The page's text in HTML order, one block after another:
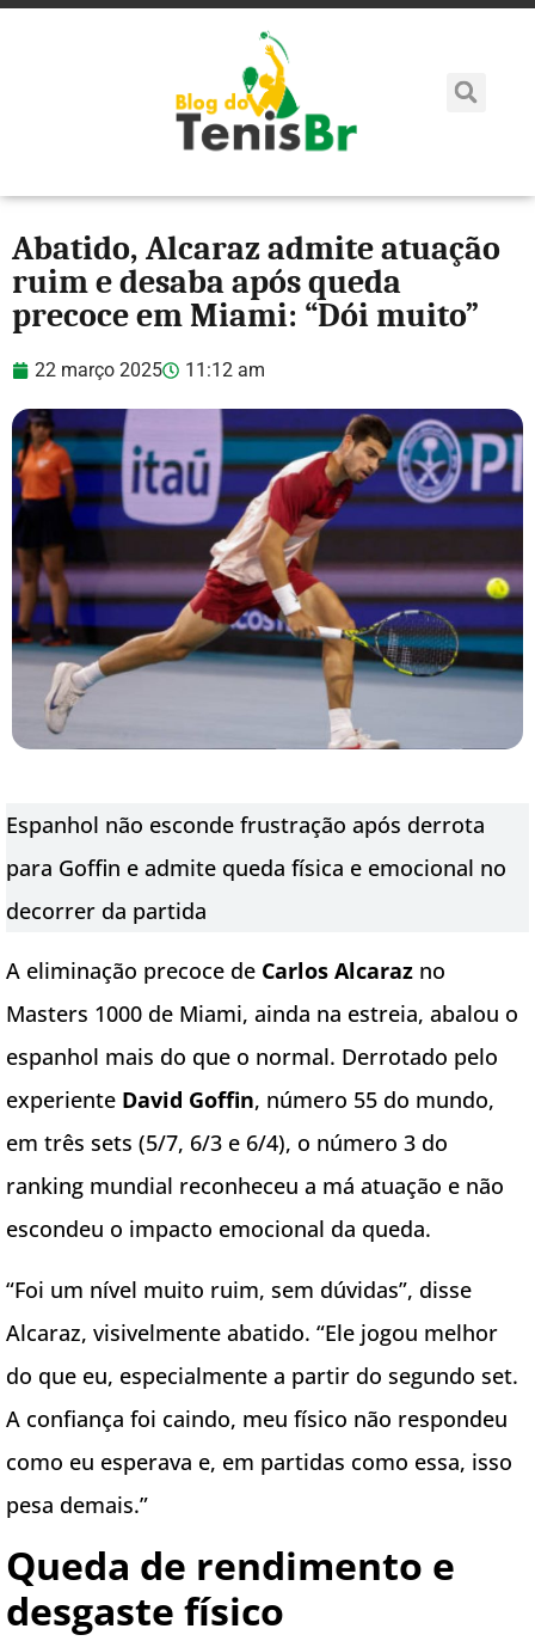
Abatido, Alcaraz admite atuação
ruim e desaba após queda
precoce em Miami: “Dói muito”
22 março 2025 11:12 am
Espanhol não esconde frustração após derrota
para Goffin e admite queda física e emocional no
decorrer da partida
A eliminação precoce de Carlos Alcaraz no
Masters 1000 de Miami, ainda na estreia, abalou o
espanhol mais do que o normal. Derrotado pelo
experiente David Goffin, número 55 do mundo,
em três sets (5/7, 6/3 e 6/4), o número 3 do
ranking mundial reconheceu a má atuação e não
escondeu o impacto emocional da queda.
“Foi um nível muito ruim, sem dúvidas”, disse
Alcaraz, visivelmente abatido. “Ele jogou melhor
do que eu, especialmente a partir do segundo set.
A confiança foi caindo, meu físico não respondeu
como eu esperava e, em partidas como essa, isso
pesa demais.”
Queda de rendimento e
desgaste físico